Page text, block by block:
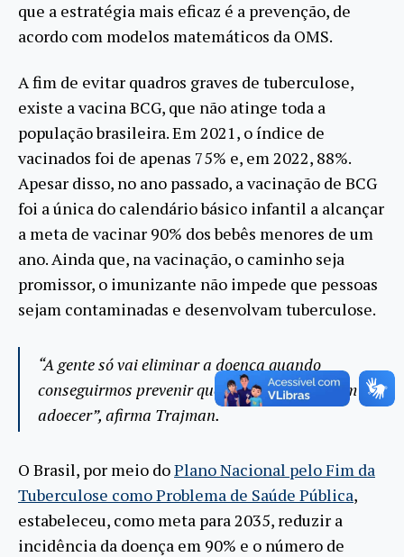
que a estratégia mais eficaz é a prevenção, de
acordo com modelos matemáticos da OMS.
A fim de evitar quadros graves de tuberculose,
existe a vacina BCG, que não atinge toda a
população brasileira. Em 2021, o índice de
vacinados foi de apenas 75% e, em 2022, 88%.
Apesar disso, no ano passado, a vacinação de BCG
foi a única do calendário básico infantil a alcançar
a meta de vacinar 90% dos bebês menores de um
ano. Ainda que, na vacinação, o caminho seja
promissor, o imunizante não impede que pessoas
sejam contaminadas e desenvolvam tuberculose.
“A gente só vai eliminar a doença quando
conseguirmos prevenir que as pessoas venham a
adoecer”, afirma Trajman.
O Brasil, por meio doPlano Nacional pelo Fim da
Tuberculose como Problema de Saúde Pública,
estabeleceu, como meta para 2035, reduzir a
incidência da doença em 90% e o número de